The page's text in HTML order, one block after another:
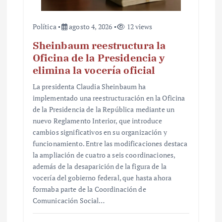
Política agosto 4, 2026 12 views
Sheinbaum reestructura la
Oficina de la Presidencia y
elimina la vocería oficial
La presidenta Claudia Sheinbaum ha
implementado una reestructuración en la Oficina
de la Presidencia de la República mediante un
nuevo Reglamento Interior, que introduce
cambios significativos en su organización y
funcionamiento. Entre las modificaciones destaca
la ampliación de cuatro a seis coordinaciones,
además de la desaparición de la figura de la
vocería del gobierno federal, que hasta ahora
formaba parte de la Coordinación de
Comunicación Social…